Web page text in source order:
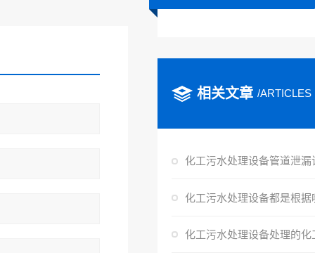
相关文章 /ARTICLES